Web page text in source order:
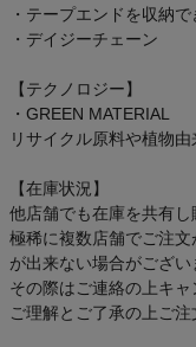
・テープエンドを収納
・デイジーチェーン
【テクノロジー】
・GREEN MATERIAL
リサイクル原料や植物
【在庫状況】
他店舗でも在庫を共有し
極稀に複数店舗でご注
が出来ない場合がござい
その際はご連絡の上キ
ご理解とご了承の上ご注